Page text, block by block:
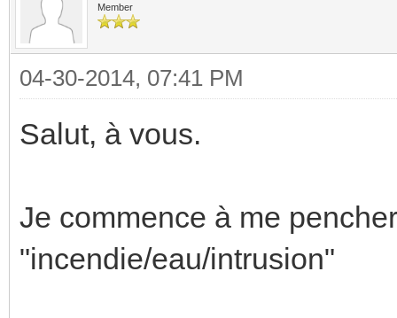
Member
04-30-2014, 07:41 PM
Salut, à vous.
Je commence à me
"incendie/eau/intrusion"